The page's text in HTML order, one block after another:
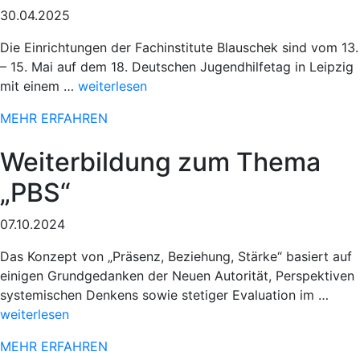
30.04.2025
Die Einrichtungen der Fachinstitute Blauschek sind vom 13.
– 15. Mai auf dem 18. Deutschen Jugendhilfetag in Leipzig
mit einem … „Sportlicher
beim
Paderborner
weiterlesen
MEHR ERFAHREN
Weiterbildung zum Thema
„PBS“
07.10.2024
Das Konzept von „Präsenz, Beziehung, Stärke“ basiert auf
einigen Grundgedanken der Neuen Autorität, Perspektiven
systemischen Denkens sowie stetiger Evaluation im …
weiterlesen
MEHR ERFAHREN